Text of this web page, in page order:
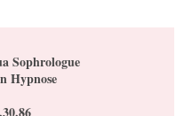
Sophrologue
Hypnose